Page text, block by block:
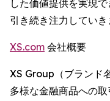
した価値提供を実現
引き続き注力していき
XS.com 会社概要
XS Group（ブランド
多様な金融商品への